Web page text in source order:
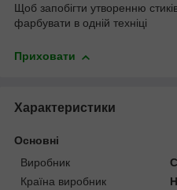
Щоб запобігти утворенню
фарбувати в одній техніці
Приховати
Характеристики
Основні
Виробник
Країна виробник